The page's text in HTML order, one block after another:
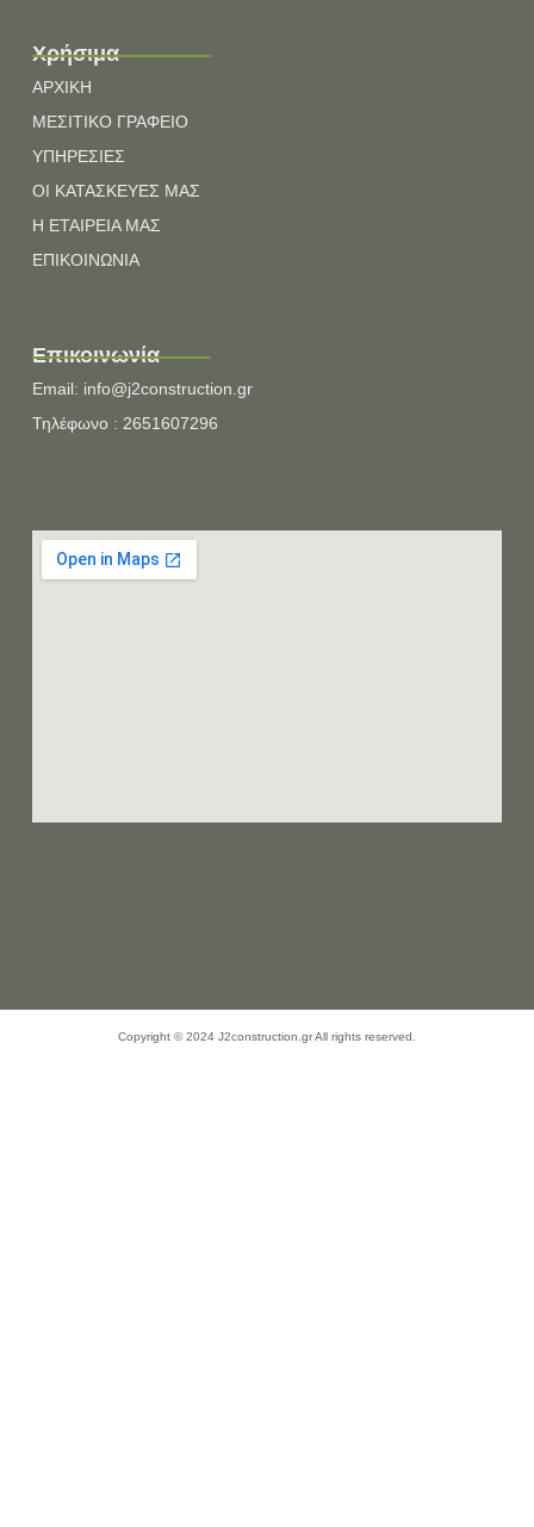
Χρήσιμα
ΑΡΧΙΚΗ
ΜΕΣΙΤΙΚΟ ΓΡΑΦΕΙΟ
ΥΠΗΡΕΣΙΕΣ
ΟΙ ΚΑΤΑΣΚΕΥΕΣ ΜΑΣ
Η ΕΤΑΙΡΕΙΑ ΜΑΣ
ΕΠΙΚΟΙΝΩΝΙΑ
Επικοινωνία
Email: info@j2construction.gr
Τηλέφωνο : 2651607296
Copyright © 2024 J2construction.gr All rights reserved.